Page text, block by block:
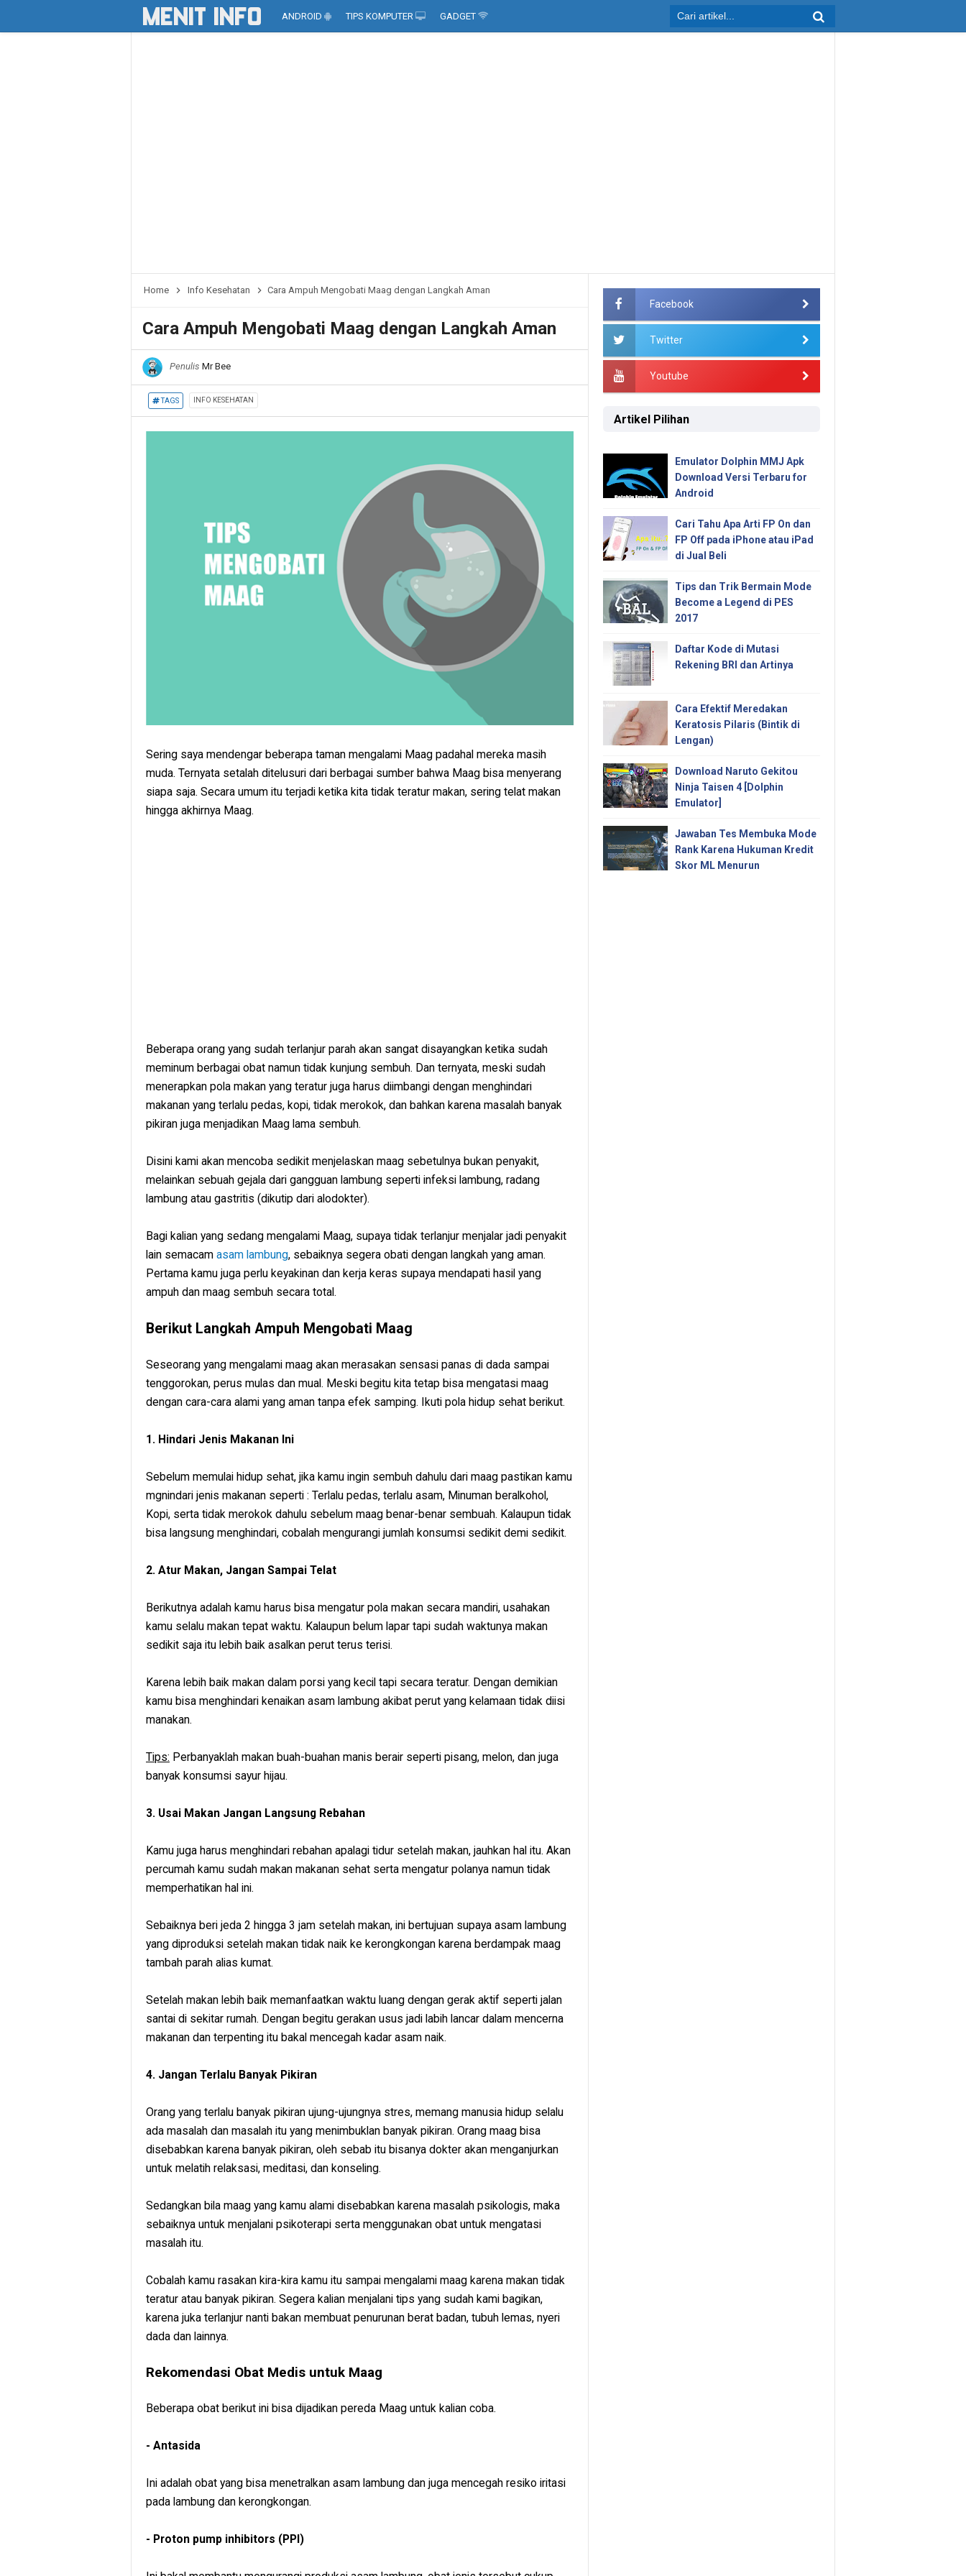
ANDROID TIPS KOMPUTER GADGET
Home Info Kesehatan Cara Ampuh Mengobati Maag dengan Langkah Aman
Cara Ampuh Mengobati Maag dengan Langkah Aman
Penulis Mr Bee
TAGS INFO KESEHATAN
Sering saya mendengar beberapa taman mengalami Maag padahal mereka masih
muda. Ternyata setalah ditelusuri dari berbagai sumber bahwa Maag bisa menyerang
siapa saja. Secara umum itu terjadi ketika kita tidak teratur makan, sering telat makan
hingga akhirnya Maag.
Beberapa orang yang sudah terlanjur parah akan sangat disayangkan ketika sudah
meminum berbagai obat namun tidak kunjung sembuh. Dan ternyata, meski sudah
menerapkan pola makan yang teratur juga harus diimbangi dengan menghindari
makanan yang terlalu pedas, kopi, tidak merokok, dan bahkan karena masalah banyak
pikiran juga menjadikan Maag lama sembuh.
Disini kami akan mencoba sedikit menjelaskan maag sebetulnya bukan penyakit,
melainkan sebuah gejala dari gangguan lambung seperti infeksi lambung, radang
lambung atau gastritis (dikutip dari alodokter).
Bagi kalian yang sedang mengalami Maag, supaya tidak terlanjur menjalar jadi penyakit
lain semacam asam lambung, sebaiknya segera obati dengan langkah yang aman.
Pertama kamu juga perlu keyakinan dan kerja keras supaya mendapati hasil yang
ampuh dan maag sembuh secara total.
Berikut Langkah Ampuh Mengobati Maag
Seseorang yang mengalami maag akan merasakan sensasi panas di dada sampai
tenggorokan, perus mulas dan mual. Meski begitu kita tetap bisa mengatasi maag
dengan cara-cara alami yang aman tanpa efek samping. Ikuti pola hidup sehat berikut.
1. Hindari Jenis Makanan Ini
Sebelum memulai hidup sehat, jika kamu ingin sembuh dahulu dari maag pastikan kamu
mgnindari jenis makanan seperti : Terlalu pedas, terlalu asam, Minuman beralkohol,
Kopi, serta tidak merokok dahulu sebelum maag benar-benar sembuah. Kalaupun tidak
bisa langsung menghindari, cobalah mengurangi jumlah konsumsi sedikit demi sedikit.
2. Atur Makan, Jangan Sampai Telat
Berikutnya adalah kamu harus bisa mengatur pola makan secara mandiri, usahakan
kamu selalu makan tepat waktu. Kalaupun belum lapar tapi sudah waktunya makan
sedikit saja itu lebih baik asalkan perut terus terisi.
Karena lebih baik makan dalam porsi yang kecil tapi secara teratur. Dengan demikian
kamu bisa menghindari kenaikan asam lambung akibat perut yang kelamaan tidak diisi
manakan.
Tips: Perbanyaklah makan buah-buahan manis berair seperti pisang, melon, dan juga
banyak konsumsi sayur hijau.
3. Usai Makan Jangan Langsung Rebahan
Kamu juga harus menghindari rebahan apalagi tidur setelah makan, jauhkan hal itu. Akan
percumah kamu sudah makan makanan sehat serta mengatur polanya namun tidak
memperhatikan hal ini.
Sebaiknya beri jeda 2 hingga 3 jam setelah makan, ini bertujuan supaya asam lambung
yang diproduksi setelah makan tidak naik ke kerongkongan karena berdampak maag
tambah parah alias kumat.
Setelah makan lebih baik memanfaatkan waktu luang dengan gerak aktif seperti jalan
santai di sekitar rumah. Dengan begitu gerakan usus jadi labih lancar dalam mencerna
makanan dan terpenting itu bakal mencegah kadar asam naik.
4. Jangan Terlalu Banyak Pikiran
Orang yang terlalu banyak pikiran ujung-ujungnya stres, memang manusia hidup selalu
ada masalah dan masalah itu yang menimbuklan banyak pikiran. Orang maag bisa
disebabkan karena banyak pikiran, oleh sebab itu bisanya dokter akan menganjurkan
untuk melatih relaksasi, meditasi, dan konseling.
Sedangkan bila maag yang kamu alami disebabkan karena masalah psikologis, maka
sebaiknya untuk menjalani psikoterapi serta menggunakan obat untuk mengatasi
masalah itu.
Cobalah kamu rasakan kira-kira kamu itu sampai mengalami maag karena makan tidak
teratur atau banyak pikiran. Segera kalian menjalani tips yang sudah kami bagikan,
karena juka terlanjur nanti bakan membuat penurunan berat badan, tubuh lemas, nyeri
dada dan lainnya.
Rekomendasi Obat Medis untuk Maag
Beberapa obat berikut ini bisa dijadikan pereda Maag untuk kalian coba.
- Antasida
Ini adalah obat yang bisa menetralkan asam lambung dan juga mencegah resiko iritasi
pada lambung dan kerongkongan.
- Proton pump inhibitors (PPI)
Facebook
Twitter
Youtube
Artikel Pilihan
Emulator Dolphin MMJ Apk
Download Versi Terbaru for
Android
Cari Tahu Apa Arti FP On dan
FP Off pada iPhone atau iPad
di Jual Beli
Tips dan Trik Bermain Mode
Become a Legend di PES
2017
Daftar Kode di Mutasi
Rekening BRI dan Artinya
Cara Efektif Meredakan
Keratosis Pilaris (Bintik di
Lengan)
Download Naruto Gekitou
Ninja Taisen 4 [Dolphin
Emulator]
Jawaban Tes Membuka Mode
Rank Karena Hukuman Kredit
Skor ML Menurun